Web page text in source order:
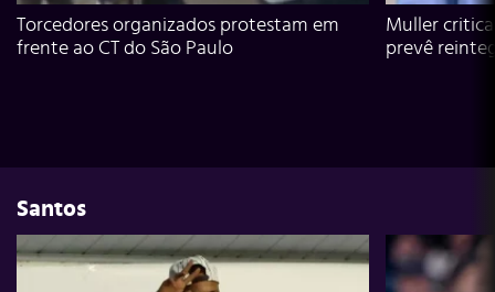
Torcedores organizados protestam em
frente ao CT do São Paulo
Muller
prevê
Santos